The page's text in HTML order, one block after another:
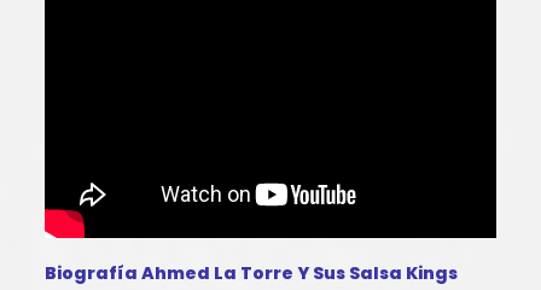
Biografía Ahmed La Torre Y Sus Salsa Kings